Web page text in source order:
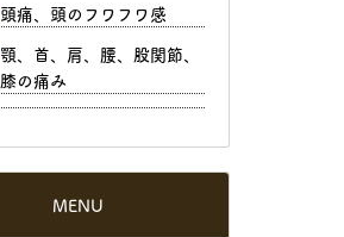
頭痛、頭のフワフワ感
顎、首、肩、腰、股関節、
膝の痛み
MENU